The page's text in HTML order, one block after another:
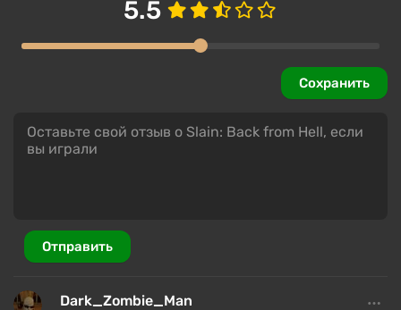
5.5
Сохранить
Отправить
Dark_Zombie_Man